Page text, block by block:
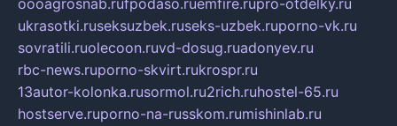
oooagrosnab.rufpodaso.ruemfire.rupro-otdelky.ru
ukrasotki.ruseksuzbek.ruseks-uzbek.ruporno-vk.ru
sovratili.ruolecoon.ruvd-dosug.ruadonyev.ru
rbc-news.ruporno-skvirt.rukrospr.ru
13autor-kolonka.rusormol.ru2rich.ruhostel-65.ru
hostserve.ruporno-na-russkom.rumishinlab.ru